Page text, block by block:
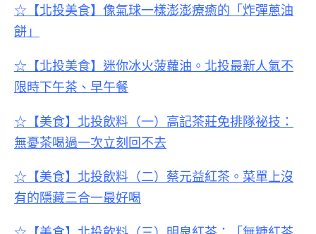
☆【北投美食】像氣球一樣澎澎療癒的「炸彈蔥油
餅」
☆【北投美食】迷你冰火菠蘿油。北投最新人氣不
限時下午茶、早午餐
☆【美食】北投飲料（一）高記茶莊免排隊祕技：
無憂茶喝過一次立刻回不去
☆【美食】 北投飲料（二） 蔡元益紅茶。菜單上沒
有的隱藏三合一最好喝